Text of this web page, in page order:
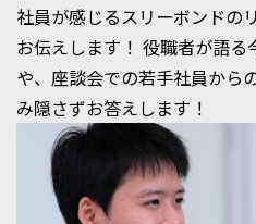
社員が感じるスリーボンドの
お伝えします！ 役職者が語る
や、座談会での若手社員から
み隠さずお答えします！